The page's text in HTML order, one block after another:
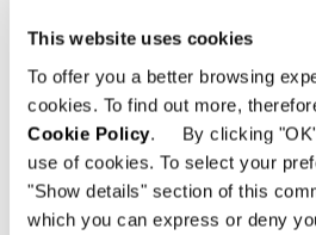
This website uses cookies
To offer you a better browsing
cookies. To find out more,
Cookie Policy. By clicking "OK"
use of cookies. To select your
"Show details" section of this
which you can express or deny